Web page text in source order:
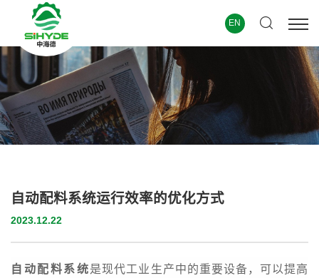
EN
自动配料系统运行效率的优化方式
2023.12.22
自动配料系统是现代工业生产中的重要设备，可以提高